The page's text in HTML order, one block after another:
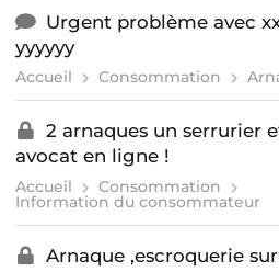
Urgent problème avec
yyyyyy
Accueil Consommation
2 arnaques un serrurier
avocat en ligne !
Accueil Consommation
Information du consommateur
Arnaque ,escroquerie